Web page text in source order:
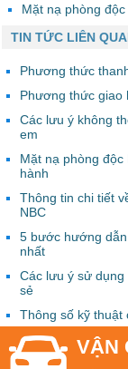
Mặt nạ phòng
TIN TỨC LIÊN
Phương thức
Phương thức giao
Các lưu ý không
em
Mặt nạ phòng
hành
Thông tin chi tiết
NBC
5 bước hướng
nhất
Các lưu ý sử dụng
sẻ
Thông số kỹ thuật
VẬN